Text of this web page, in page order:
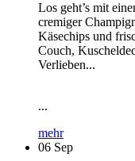
Los geht’s mit
cremiger
Käsechips und
Couch,
Verlieben...
...
mehr
06 Sep